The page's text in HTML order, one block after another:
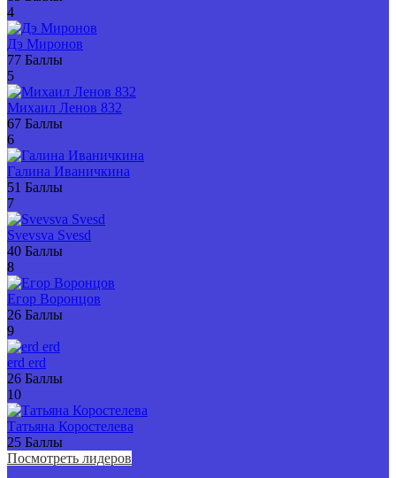
4
Дэ Миронов
77 Баллы
5
Михаил Ленов 832
67 Баллы
6
Галина Иваничкина
51 Баллы
7
Svevsva Svesd
40 Баллы
8
Егор Воронцов
26 Баллы
9
erd erd
26 Баллы
10
Татьяна Коростелева
25 Баллы
Посмотреть лидеров